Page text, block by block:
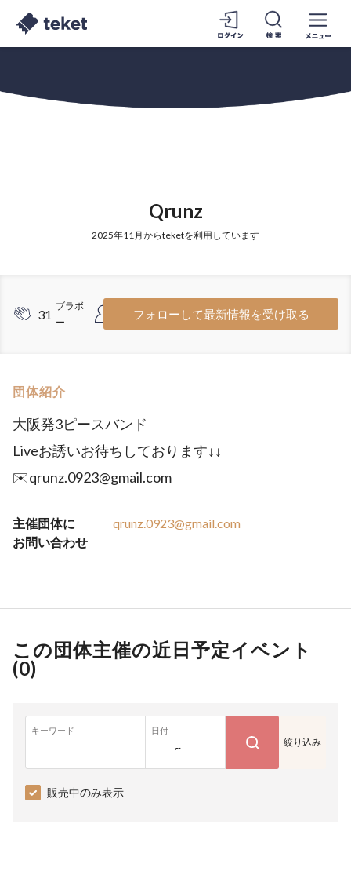
Qrunz
2025年11月からteketを利用しています
31
ブラボ
ー
ー
フォローして最新情報を受け取る
団体紹介
大阪発3ピースバンド
Liveお誘いお待ちしております↓↓
✉️qrunz.0923@gmail.com
主催団体に
お問い合わせ
qrunz.0923@gmail.com
この団体主催の近日予定イベント
(0)
キーワード 日付
~ 絞り込み
販売中のみ表示